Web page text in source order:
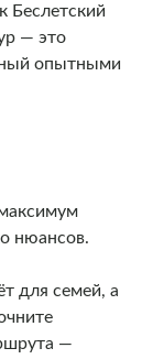
Беслетский
— это
опытными
нюансов.
для семей, а
—